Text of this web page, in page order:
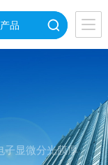
子显微分光膜厚